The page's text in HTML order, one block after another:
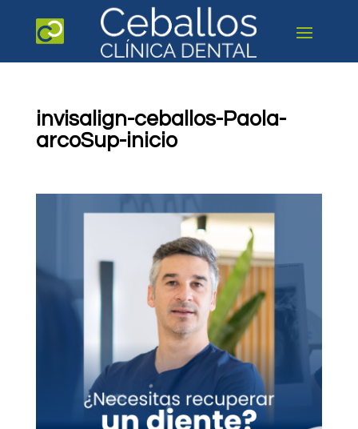
invisalign-ceballos-Paola-
arcoSup-inicio